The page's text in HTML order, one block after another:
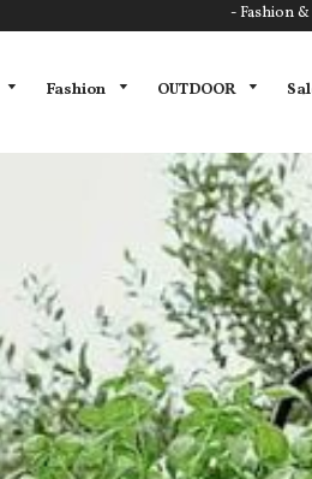
- Fashion
Fashion OUTDOOR